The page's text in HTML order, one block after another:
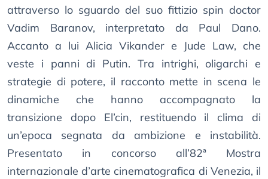
attraverso lo sguardo del suo fittizio spin doctor
Vadim Baranov, interpretato da Paul Dano.
Accanto a lui Alicia Vikander e Jude Law, che
veste i panni di Putin. Tra intrighi, oligarchi e
strategie di potere, il racconto mette in scena le
dinamiche che hanno accompagnato la
transizione dopo El’cin, restituendo il clima di
un’epoca segnata da ambizione e instabilità.
Presentato in concorso all’82ª Mostra
internazionale d’arte cinematografica di Venezia, il